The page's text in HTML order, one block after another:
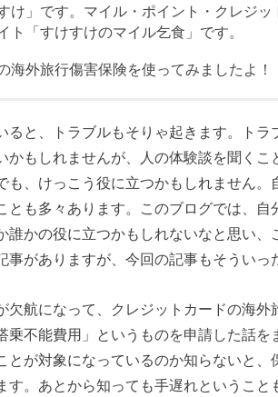
すけ」です。マイル・ポイント・クレジ
ト「すけすけのマイル乞食」です。
海外旅行傷害保険を使ってみましたよ！
ると、トラブルもそりゃ起きます。トラ
かもしれませんが、人の体験談を聞くこ
も、けっこう役に立つかもしれません
とも多々あります。このブログでは、自
誰かの役に立つかもしれないなと思い
がありますが、今回の記事もそういっ
欠航になって、クレジットカードの海外
乗不能費用」というものを申請した話
とが対象になっているのか知らないと
す。あとから知っても手遅れということ